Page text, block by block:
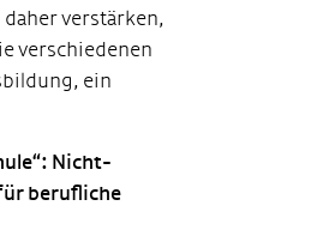
verstärken,
verschiedenen
ein
Nicht-
berufliche